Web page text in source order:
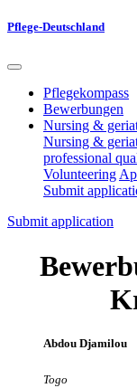
Pflege-Deutschland
Pflegekompass
Bewerbungen
Nursing &
Nursing &
professional
Volunteering
Submit
Submit application
Abdou Djamilou
Togo